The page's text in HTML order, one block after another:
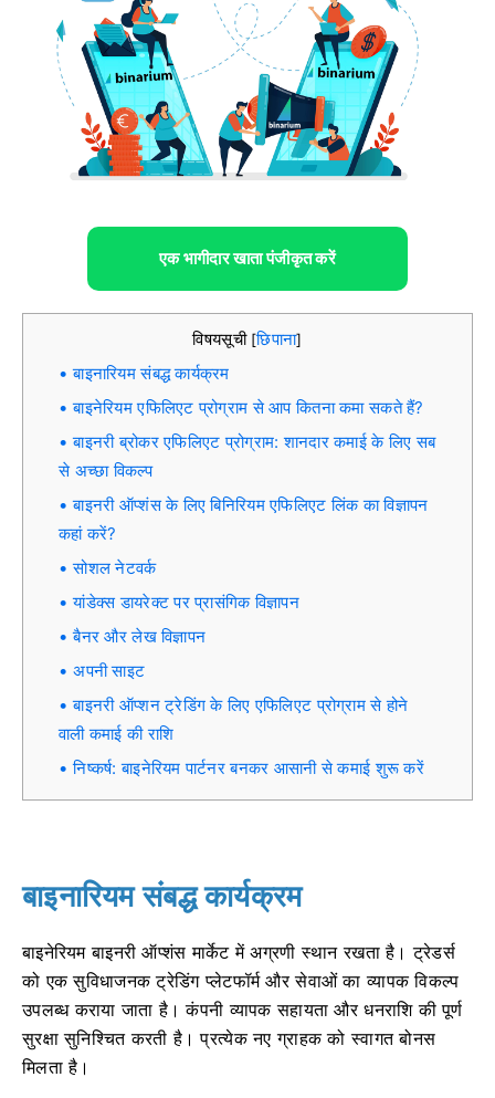
एक भागीदार खाता पंजीकृत करें
विषयसूची [छिपाना]
बाइनारियम संबद्ध कार्यक्रम
बाइनेरियम एफिलिएट प्रोग्राम से आप कितना कमा सकते हैं?
बाइनरी ब्रोकर एफिलिएट प्रोग्राम: शानदार कमाई के लिए सब
से अच्छा विकल्प
बाइनरी ऑप्शंस के लिए बिनिरियम एफिलिएट लिंक का विज्ञापन
कहां करें?
सोशल नेटवर्क
यांडेक्स डायरेक्ट पर प्रासंगिक विज्ञापन
बैनर और लेख विज्ञापन
अपनी साइट
बाइनरी ऑप्शन ट्रेडिंग के लिए एफिलिएट प्रोग्राम से होने
वाली कमाई की राशि
निष्कर्ष: बाइनेरियम पार्टनर बनकर आसानी से कमाई शुरू करें
बाइनारियम संबद्ध कार्यक्रम
बाइनेरियम बाइनरी ऑप्शंस मार्केट में अग्रणी स्थान रखता है। ट्रेडर्स
को एक सुविधाजनक ट्रेडिंग प्लेटफॉर्म और सेवाओं का व्यापक विकल्प
उपलब्ध कराया जाता है। कंपनी व्यापक सहायता और धनराशि की पूर्ण
सुरक्षा सुनिश्चित करती है। प्रत्येक नए ग्राहक को स्वागत बोनस
मिलता है।